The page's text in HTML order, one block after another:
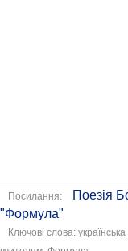
Посилання:
Поезія
"Формула"
Ключові слова: